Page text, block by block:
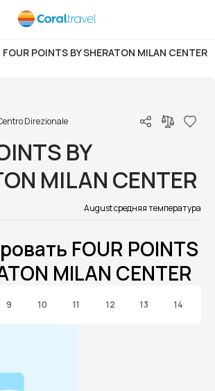
FOUR POINTS BY SHERATON MILAN CENTER
Direzionale
BY
MILAN CENTER
August средняя температура
FOUR POINTS
MILAN CENTER
9 10 11 12 13 14